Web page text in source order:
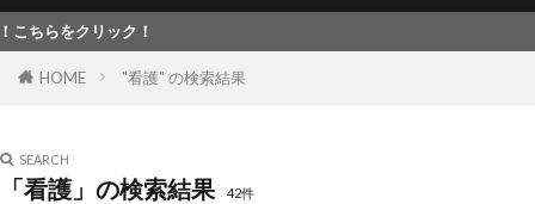
ック！
HOME "看護" の検索結果
SEARCH
「看護」の検索結果 42件